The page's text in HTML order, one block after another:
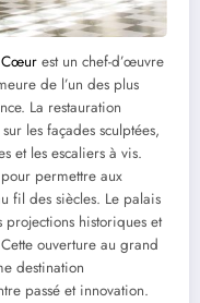
Cœur est un chef-d’œuvre
de l’un des plus
La restauration
les façades sculptées,
et les escaliers à vis.
permettre aux
fil des siècles. Le palais
historiques et
ouverture au grand
destination
passé et innovation.